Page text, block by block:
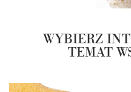
WYBIERZ
TEMAT